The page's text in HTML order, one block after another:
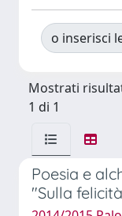
o inserisci
Mostrati
1 di 1
Poesia e
"Sulla